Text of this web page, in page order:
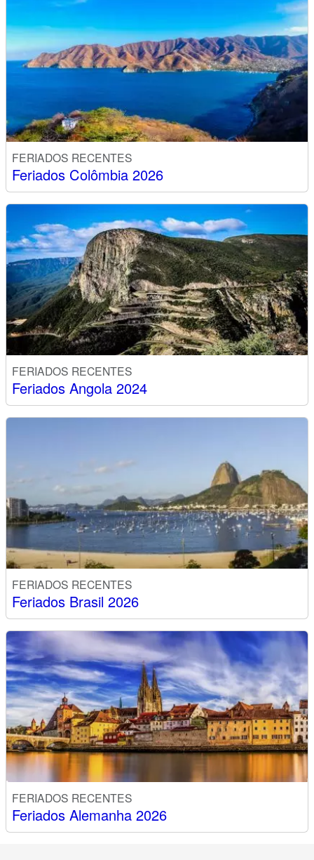
FERIADOS RECENTES
Feriados Colômbia 2026
FERIADOS RECENTES
Feriados Angola 2024
FERIADOS RECENTES
Feriados Brasil 2026
FERIADOS RECENTES
Feriados Alemanha 2026